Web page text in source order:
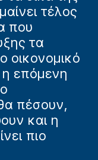
τέλος
που
τα
οικονομικό
η επόμενη
πέσουν,
και η
πιο